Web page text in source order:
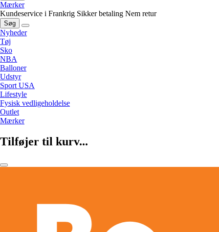
Mærker
Kundeservice i Frankrig Sikker betaling Nem retur
Søg
Nyheder
Tøj
Sko
NBA
Balloner
Udstyr
Sport USA
Lifestyle
Fysisk vedligeholdelse
Outlet
Mærker
Tilføjer til kurv...